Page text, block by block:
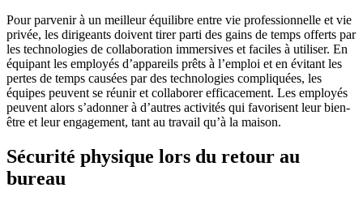
Pour parvenir à un meilleur équilibre entre vie professionnelle et vie
privée, les dirigeants doivent tirer parti des gains de temps offerts par
les technologies de collaboration immersives et faciles à utiliser. En
équipant les employés d’appareils prêts à l’emploi et en évitant les
pertes de temps causées par des technologies compliquées, les
équipes peuvent se réunir et collaborer efficacement. Les employés
peuvent alors s’adonner à d’autres activités qui favorisent leur bien-
être et leur engagement, tant au travail qu’à la maison.
Sécurité physique lors du retour au
bureau